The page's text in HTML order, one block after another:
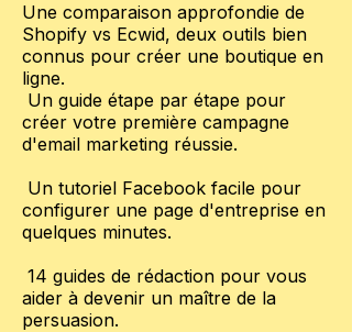
Une comparaison approfondie de
Shopify vs Ecwid, deux outils bien
connus pour créer une boutique en
ligne.
Un guide étape par étape pour
créer votre première campagne
d'email marketing réussie.
Un tutoriel Facebook facile pour
configurer une page d'entreprise en
quelques minutes.
14 guides de rédaction pour vous
aider à devenir un maître de la
persuasion.